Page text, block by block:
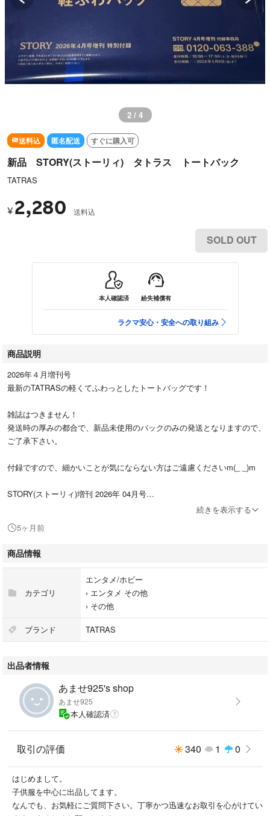
2 / 4
送料込 匿名配送 すぐに購入可
新品 STORY(ストーリィ) タトラス トートバック
TATRAS
¥ 2,280 送料込
SOLD OUT
本人確認済 紛失補償有
ラクマ安心・安全への取り組み
商品説明
2026年４月増刊号
最新のTATRASの軽くてふわっとしたトートバッグです！
雑誌はつきません！
発送時の厚みの都合で、新品未使用のバックのみの発送となりますので、
ご了承下さい。
付録ですので、細かいことが気にならない方はご遠慮くださいm(_ _)m
STORY(ストーリィ)増刊 2026年 04月号
光文社
#光文社
#雑誌
#ファッション
続きを表示する
5ヶ月前
商品情報
カテゴリ
エンタメ/ホビー
› エンタメ その他
› その他
ブランド TATRAS
出品者情報
あませ925's shop
あませ925
本人確認済
取引の評価 340 1 0
はじめまして。
子供服を中心に出品してます。
なんでも、お気軽にご質問下さい。丁寧かつ迅速なお取引を心がけてい